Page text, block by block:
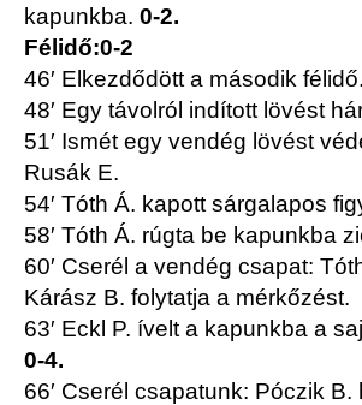
kapunkba. 0-2.
Félidő:0-2
46′ Elkezdődött a második félidő.
48′ Egy távolról indított lövést
51′ Ismét egy vendég lövést
Rusák E.
54′ Tóth Á. kapott sárgalapos
58′ Tóth Á. rúgta be kapunkba
60′ Cserél a vendég csapat:
Kárász B. folytatja a mérkőzést.
63′ Eckl P. ívelt a kapunkba a
0-4.
66′ Cserél csapatunk: Póczik B.